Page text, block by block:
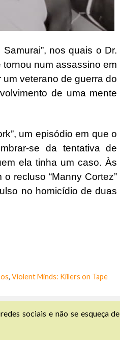
nos quais o Dr.
num assassino em
veterano de guerra do
de uma mente
um episódio em que o
se da tentativa de
ela tinha um caso. Às
recluso “Manny Cortez”
no homicídio de duas
, Violent Minds: Killers on Tape
sociais e não se esqueça de